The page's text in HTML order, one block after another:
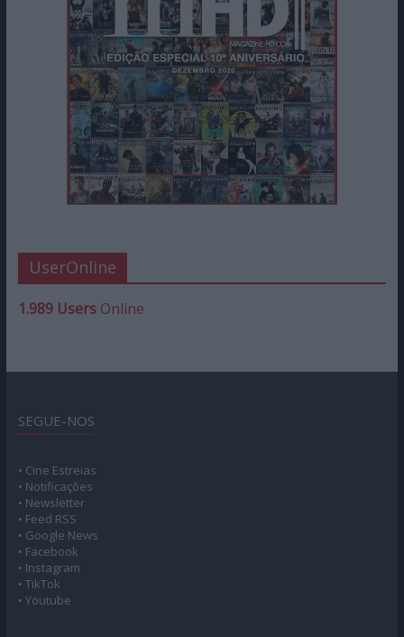
UserOnline
1.989 UsersOnline
SEGUE-NOS
• Cine Estreias
• Notificações
• Newsletter
• Feed RSS
• Google News
• Facebook
• Instagram
• TikTok
• Youtube